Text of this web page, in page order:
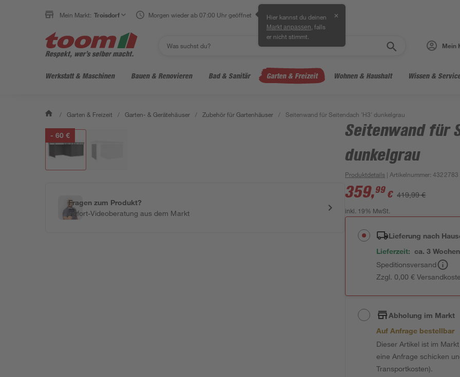
Mein Markt: Troisdorf Morgen wieder ab 07:00 Uhr geöffnet Hier kannst du deinen
Markt anpassen , falls
er nicht stimmt.
✕
Mein
Werkstatt & Maschinen Bauen & Renovieren Bad & Sanitär Garten & Freizeit Wohnen & Haushalt Wissen &
/ Garten & Freizeit / Garten- & Gerätehäuser / Zubehör für Gartenhäuser / Seitenwand für Seitendach 'H3' dunkelgrau
- 60 €
Fragen zum Produkt?
Sofort-Videoberatung aus dem Markt
Seitenwand für
dunkelgrau
Produktdetails | Artikelnummer:4322783
359,99 € 419,99 €
inkl. 19% MwSt.
Lieferung nach
Lieferzeit: ca. 3 Wochen
Speditionsversand
Zzgl. 0,00 €
Abholung im Markt
Auf Anfrage bestellbar
Dieser Artikel ist im
eine Anfrage schicken
Transportkosten).